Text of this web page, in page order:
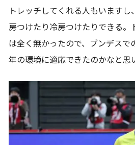
トレッチしてくれる人もいます
房つけたり冷房つけたりできる。
は全く無かったので、ブンデスで
年の環境に適応できたのかなと思